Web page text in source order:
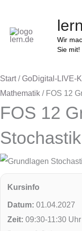
springen
Wir
Sie mit!
Start/ GoDigital-LIVE-
Mathematik / FOS 12
FOS 12
Stochastik
Kursinfo
Datum: 01.04.2027
Zeit: 09:30-11:30 Uhr
Preis
war:
ist:
Grundlagen
Menge